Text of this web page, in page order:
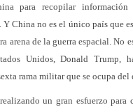
para recopilar
China no es el único país que
arena de la guerra espacial. No
Unidos, Donald Trump,
rama militar que se ocupa del
un gran esfuerzo para